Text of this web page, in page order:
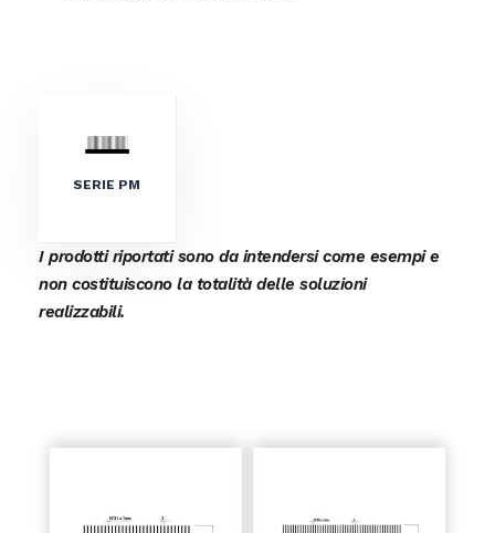
SERIE PM
I prodotti riportati sono da intendersi come esempi e
non costituiscono la totalità delle soluzioni
realizzabili.